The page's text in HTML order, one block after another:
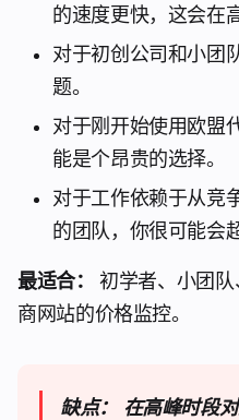
的速度更快，这会在
对于初创公司和小团
题。
对于刚开始使用欧盟
能是个昂贵的选择。
对于工作依赖于从竞
的团队，你很可能会
最适合：
初学者、小团
商网站的价格监控。
缺点：
在高峰时段